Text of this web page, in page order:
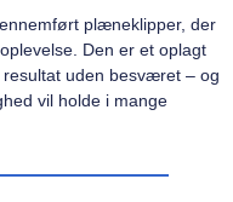
plæneklipper, der
Den er et oplagt
uden besværet – og
vil holde i mange